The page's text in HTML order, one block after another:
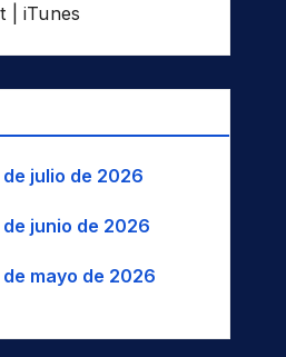
iTunes
de julio de 2026
de junio de 2026
de mayo de 2026